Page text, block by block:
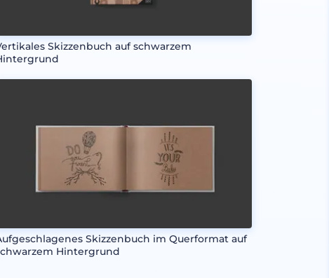
Skizzenbuch auf schwarzem
Skizzenbuch im Querformat auf
Hintergrund